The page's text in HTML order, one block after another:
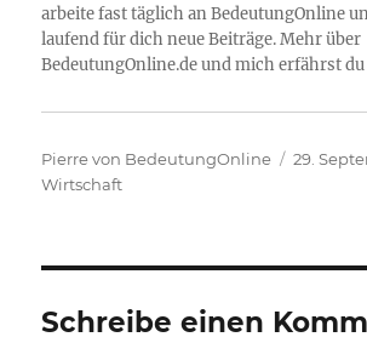
arbeite fast täglich an BedeutungOnline
laufend für dich neue Beiträge. Mehr über
BedeutungOnline.de und mich erfährst
Autor
Pierre von BedeutungOnline 29.
Wirtschaft
Schreibe einen